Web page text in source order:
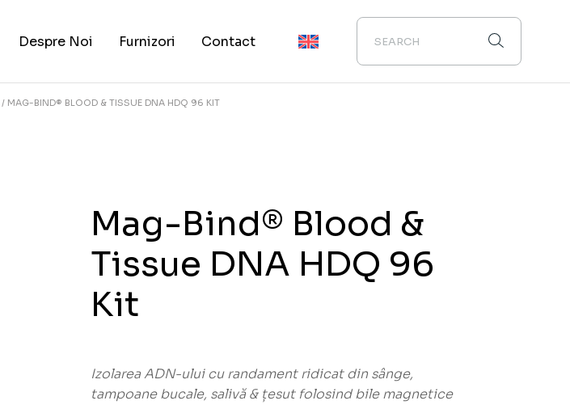
Despre Noi Furnizori Contact
MAG-BIND® BLOOD & TISSUE DNA HDQ 96 KIT
Mag-Bind® Blood &
Tissue DNA HDQ 96
Kit
Izolarea ADN-ului cu randament ridicat din sânge,
tampoane bucale, salivă & țesut folosindbile magnetice